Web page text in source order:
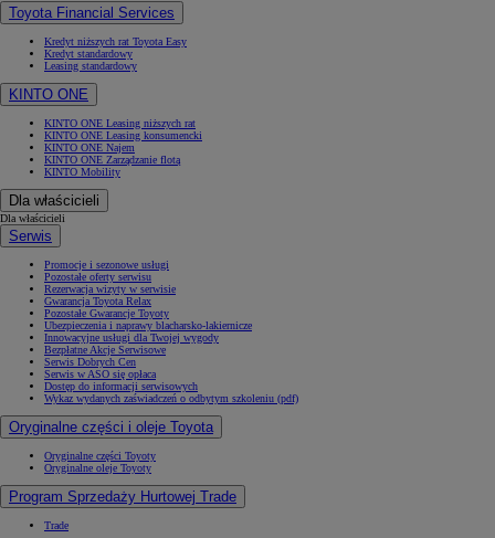
Toyota Financial Services
Kredyt niższych rat Toyota Easy
Kredyt standardowy
Leasing standardowy
KINTO ONE
KINTO ONE Leasing niższych rat
KINTO ONE Leasing konsumencki
KINTO ONE Najem
KINTO ONE Zarządzanie flotą
KINTO Mobility
Dla właścicieli
Dla właścicieli
Serwis
Promocje i sezonowe usługi
Pozostałe oferty serwisu
Rezerwacja wizyty w serwisie
Gwarancja Toyota Relax
Pozostałe Gwarancje Toyoty
Ubezpieczenia i naprawy blacharsko-lakiernicze
Innowacyjne usługi dla Twojej wygody
Bezpłatne Akcje Serwisowe
Serwis Dobrych Cen
Serwis w ASO się opłaca
Dostęp do informacji serwisowych
Wykaz wydanych zaświadczeń o odbytym szkoleniu (pdf)
Oryginalne części i oleje Toyota
Oryginalne części Toyoty
Oryginalne oleje Toyoty
Program Sprzedaży Hurtowej Trade
Trade